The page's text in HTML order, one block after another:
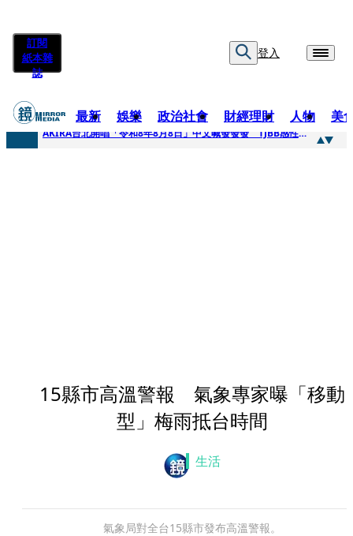
訂閱
紙本雜
誌
登入
最新 娛樂 政治社會 財經理財 人物 美
快訊
AKIRA台北開唱「令和8年8月8日」中文喊發發發 TJBB感性喊「謝謝AKIRA桑」
15縣市高溫警報 氣象專家曝「移動
型」梅雨抵台時間
生活
氣象局對全台15縣市發布高溫警報。